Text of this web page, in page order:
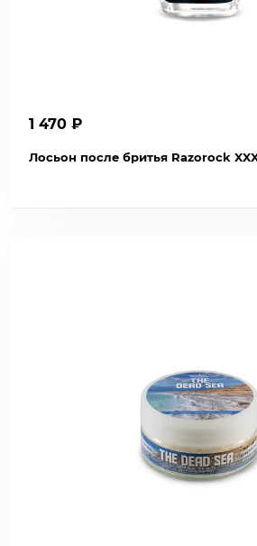
1 470 ₽
Лосьон после бритья Razorock